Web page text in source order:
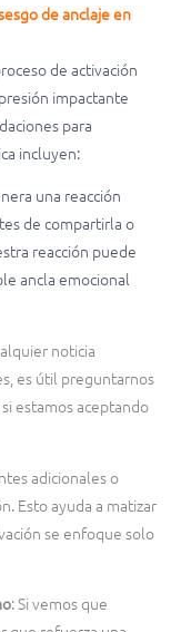
de anclaje en
de activación
impactante
para
incluyen:
una reacción
de compartirla o
reacción puede
ancla emocional
noticia
es útil preguntarnos
estamos aceptando
adicionales o
Esto ayuda a matizar
se enfoque solo
: Si vemos que